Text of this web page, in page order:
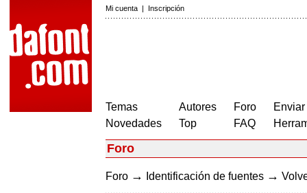
Mi cuenta | Inscripción
Temas
Novedades
Autores
Top
Foro
FAQ
Foro
Foro → Identificación de fuentes →